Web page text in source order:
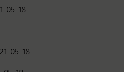
05-18
05-18